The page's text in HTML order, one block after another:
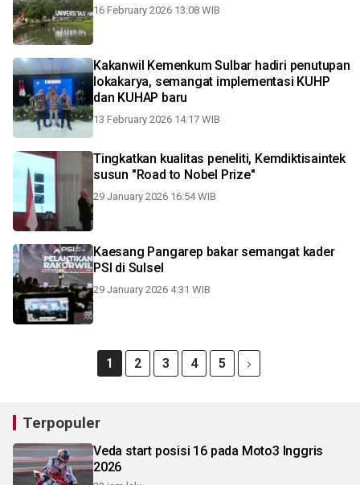
16 February 2026 13:08 WIB
Kakanwil Kemenkum Sulbar hadiri penutupan
lokakarya, semangat implementasi KUHP
dan KUHAP baru
13 February 2026 14:17 WIB
Tingkatkan kualitas peneliti, Kemdiktisaintek
susun "Road to Nobel Prize"
29 January 2026 16:54 WIB
Kaesang Pangarep bakar semangat kader
PSI di Sulsel
29 January 2026 4:31 WIB
1 2 3 4 5
Terpopuler
Veda start posisi 16 pada Moto3 Inggris
2026